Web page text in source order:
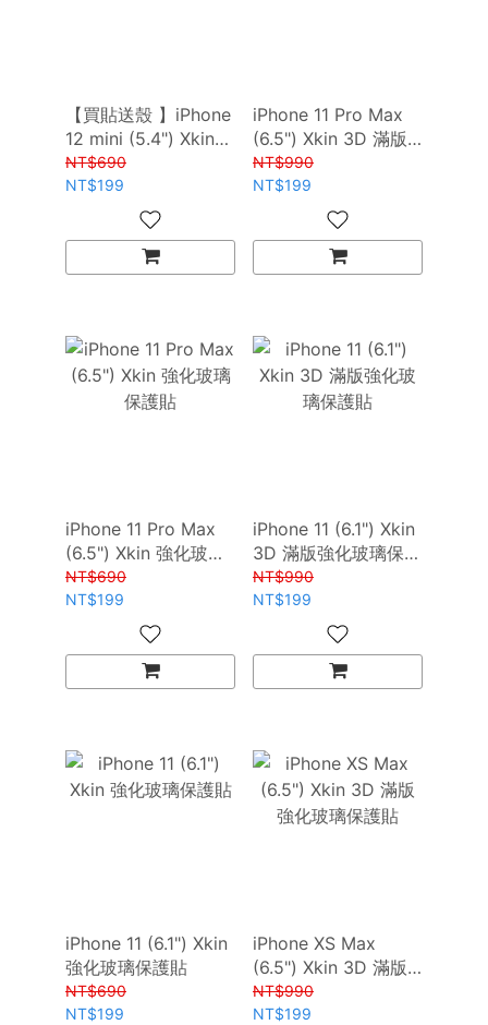
【買貼送殼 】iPhone
12 mini (5.4") Xkin
強化玻璃保護貼
NT$690
NT$199
iPhone 11 Pro Max
(6.5") Xkin 3D 滿版
強化玻璃保護貼
NT$990
NT$199
iPhone 11 Pro Max
(6.5") Xkin 強化玻璃
保護貼
NT$690
NT$199
iPhone 11 (6.1") Xkin
3D 滿版強化玻璃保護
貼
NT$990
NT$199
iPhone 11 (6.1") Xkin
強化玻璃保護貼
NT$690
NT$199
iPhone XS Max
(6.5") Xkin 3D 滿版
強化玻璃保護貼
NT$990
NT$199